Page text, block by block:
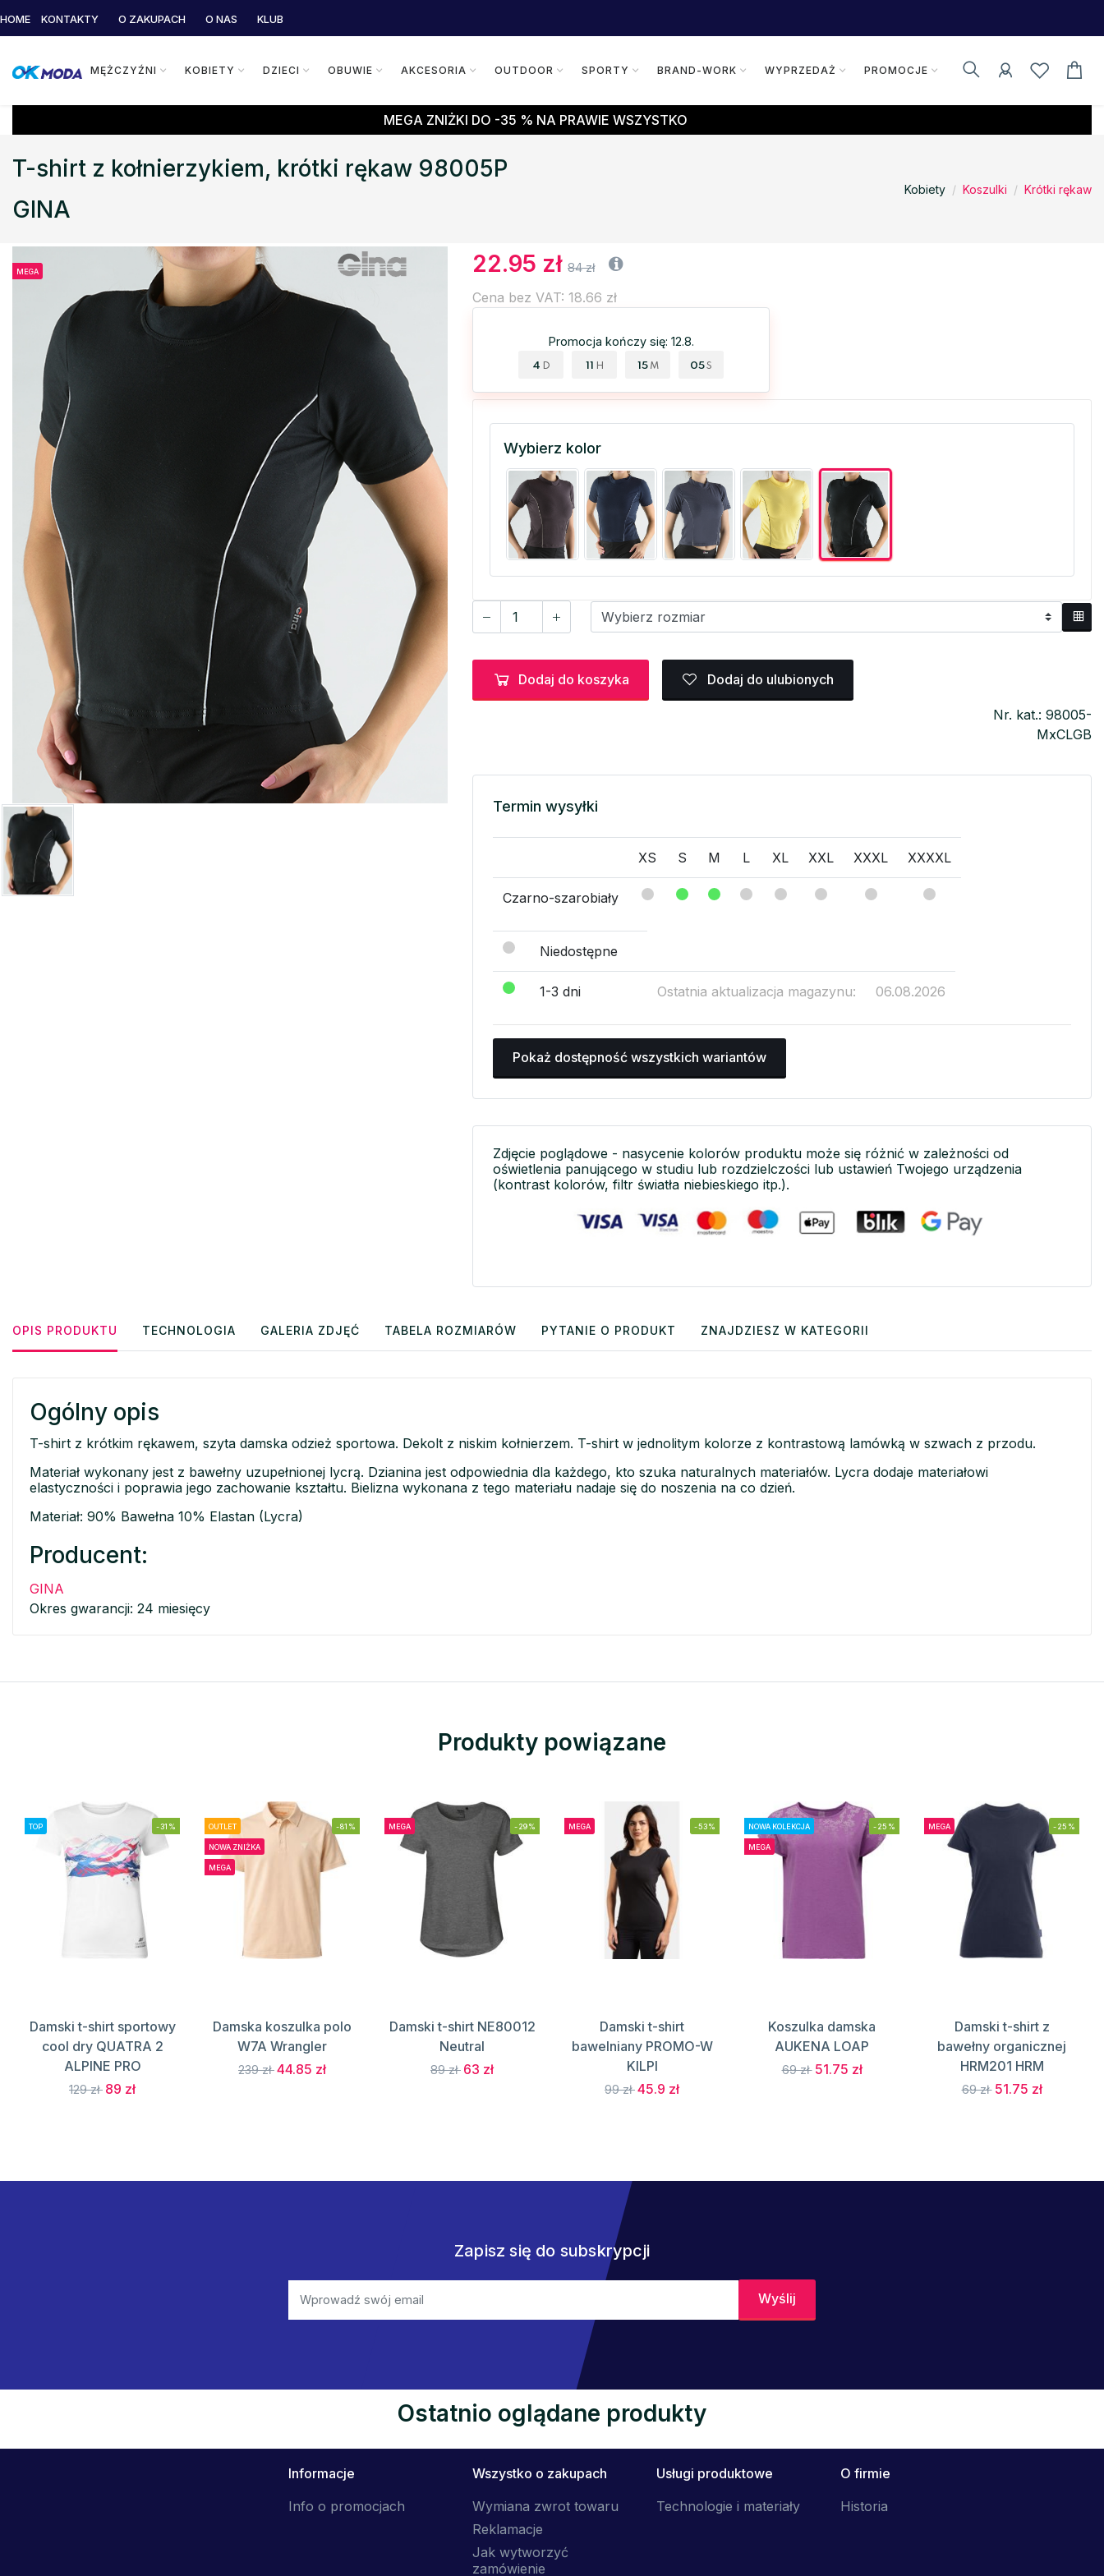
HOME KONTAKTY O ZAKUPACH O NAS KLUB
MĘŻCZYŹNI KOBIETY DZIECI OBUWIE AKCESORIA OUTDOOR SPORTY BRAND-WORK WYPRZEDAŻ PROMOCJE
MEGA ZNIŻKI DO -35 % NA PRAWIE WSZYSTKO
T-shirt z kołnierzykiem, krótki rękaw 98005P
GINA
Kobiety Koszulki Krótki rękaw
MEGA 22.95 zł 84 zł
Cena bez VAT: 18.66 zł
Promocja kończy się: 12.8.
4 D 11 H 15 M 04 S
Wybierz kolor
Dodaj do koszyka Dodaj do ulubionych
Nr. kat.: 98005-
MxCLGB
Termin wysyłki
XS S M L XL XXL XXXL XXXXL
Czarno-szarobiały
Niedostępne
1-3 dni Ostatnia aktualizacja magazynu: 06.08.2026
Pokaż dostępność wszystkich wariantów
Zdjęcie poglądowe - nasycenie kolorów produktu może się różnić w zależności od
oświetlenia panującego w studiu lub rozdzielczości lub ustawień Twojego urządzenia
(kontrast kolorów, filtr światła niebieskiego itp.).
OPIS PRODUKTU TECHNOLOGIA GALERIA ZDJĘĆ TABELA ROZMIARÓW PYTANIE O PRODUKT ZNAJDZIESZ W KATEGORII
Ogólny opis
T-shirt z krótkim rękawem, szyta damska odzież sportowa. Dekolt z niskim kołnierzem. T-shirt w jednolitym kolorze z kontrastową lamówką w szwach z przodu.
Materiał wykonany jest z bawełny uzupełnionej lycrą. Dzianina jest odpowiednia dla każdego, kto szuka naturalnych materiałów. Lycra dodaje materiałowi
elastyczności i poprawia jego zachowanie kształtu. Bielizna wykonana z tego materiału nadaje się do noszenia na co dzień.
Materiał: 90% Bawełna 10% Elastan (Lycra)
Producent:
GINA
Okres gwarancji: 24 miesięcy
Produkty powiązane
TOP -31%
Damski t-shirt sportowy
cool dry QUATRA 2
ALPINE PRO
129 zł 89 zł
OUTLET
NOWA ZNIŻKA
MEGA
-81%
Damska koszulka polo
W7A Wrangler
239 zł44.85 zł
MEGA -29%
Damski t-shirt NE80012
Neutral
89 zł 63 zł
MEGA -53%
Damski t-shirt
bawelniany PROMO-W
KILPI
99 zł45.9 zł
NOWA KOLEKCJA
MEGA
-25%
Koszulka damska
AUKENA LOAP
69 zł 51.75 zł
MEGA -25%
Damski t-shirt z
bawełny organicznej
HRM201 HRM
69 zł 51.75 zł
Zapisz się do subskrypcji
Ostatnio oglądane produkty
Informacje
Info o promocjach
Wszystko o zakupach
Wymiana zwrot towaru
Reklamacje
Jak wytworzyć
zamówienie
Usługi produktowe
Technologie i materiały
O firmie
Historia